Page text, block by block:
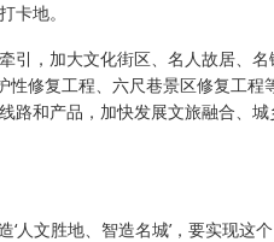
卡地。
引，加大文化街区、名人故居、
性修复工程、六尺巷景区修复工
路和产品，加快发展文旅融合、
造‘人文胜地、智造名城’，要实现